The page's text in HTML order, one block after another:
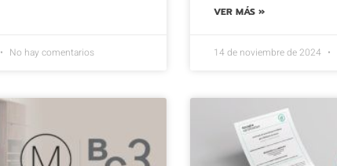
No hay comentarios
VER MÁS »
14 de noviembre de 2024